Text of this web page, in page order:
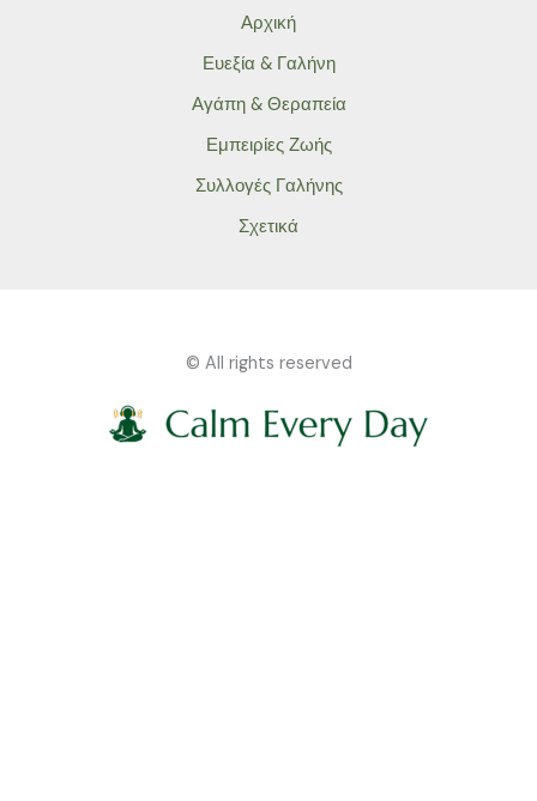
Αρχική
Ευεξία & Γαλήνη
Αγάπη & Θεραπεία
Εμπειρίες Ζωής
Συλλογές Γαλήνης
Σχετικά
© All rights reserved